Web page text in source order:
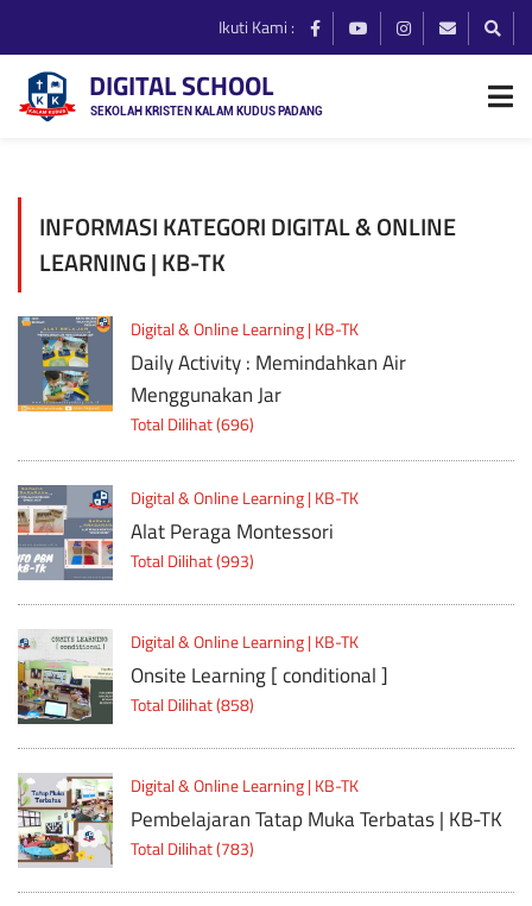
Ikuti Kami :
DIGITAL SCHOOL
SEKOLAH KRISTEN KALAM KUDUS PADANG
INFORMASI KATEGORI DIGITAL & ONLINE
LEARNING | KB-TK
Digital & Online Learning | KB-TK
Daily Activity : Memindahkan Air
Menggunakan Jar
Total Dilihat (696)
Digital & Online Learning | KB-TK
Alat Peraga Montessori
Total Dilihat (993)
Digital & Online Learning | KB-TK
Onsite Learning [ conditional ]
Total Dilihat (858)
Digital & Online Learning | KB-TK
Pembelajaran Tatap Muka Terbatas | KB-TK
Total Dilihat (783)